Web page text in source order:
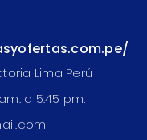
Lima Perú
a 5:45 pm.